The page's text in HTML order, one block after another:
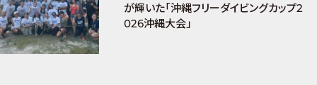
が輝いた「沖縄フリーダイビングカップ2
026沖縄大会」